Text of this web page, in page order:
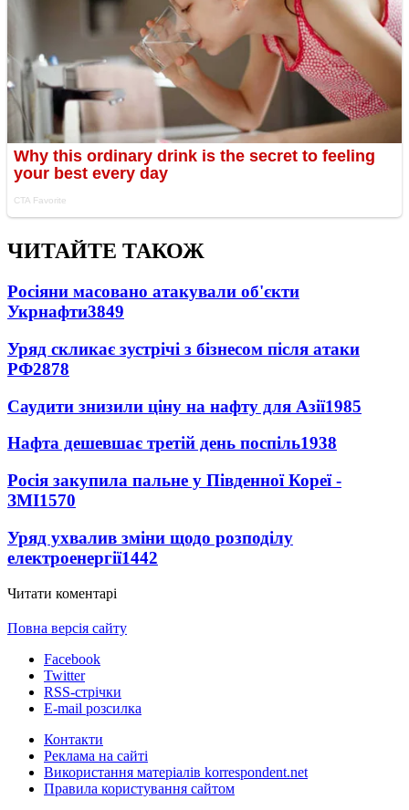
ЧИТАЙТЕ ТАКОЖ
Росіяни масовано атакували об'єкти
Укрнафти3849
Уряд скликає зустрічі з бізнесом після атаки
РФ2878
Саудити знизили ціну на нафту для Азії1985
Нафта дешевшає третій день поспіль1938
Росія закупила пальне у Південної Кореї -
ЗМІ1570
Уряд ухвалив зміни щодо розподілу
електроенергії1442
Читати коментарі
Повна версія сайту
Facebook
Twitter
RSS-стрічки
E-mail розсилка
Контакти
Реклама на сайті
Використання матеріалів korrespondent.net
Правила користування сайтом